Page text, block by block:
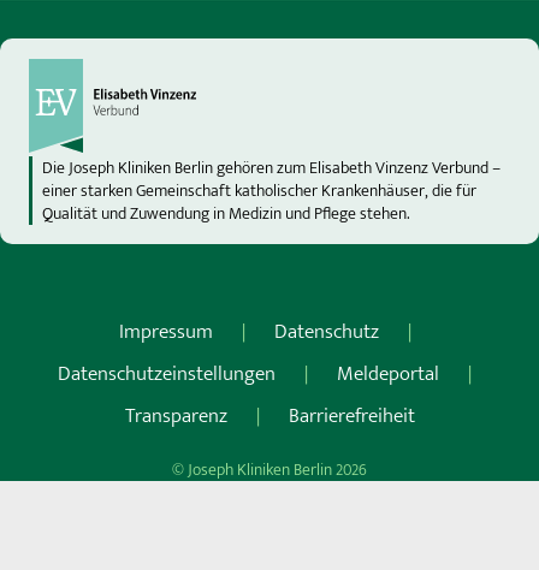
Die Joseph Kliniken Berlin gehören zum Elisabeth Vinzenz Verbund –
einer starken Gemeinschaft katholischer Krankenhäuser, die für
Qualität und Zuwendung in Medizin und Pflege stehen.
Impressum
Datenschutz
Datenschutzeinstellungen
Meldeportal
Transparenz
Barrierefreiheit
© Joseph Kliniken Berlin 2026